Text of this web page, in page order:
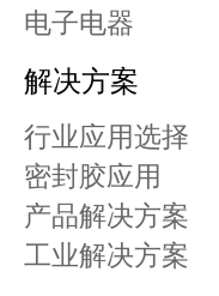
电子电器
解决方案
行业应用选择
密封胶应用
产品解决方案
工业解决方案